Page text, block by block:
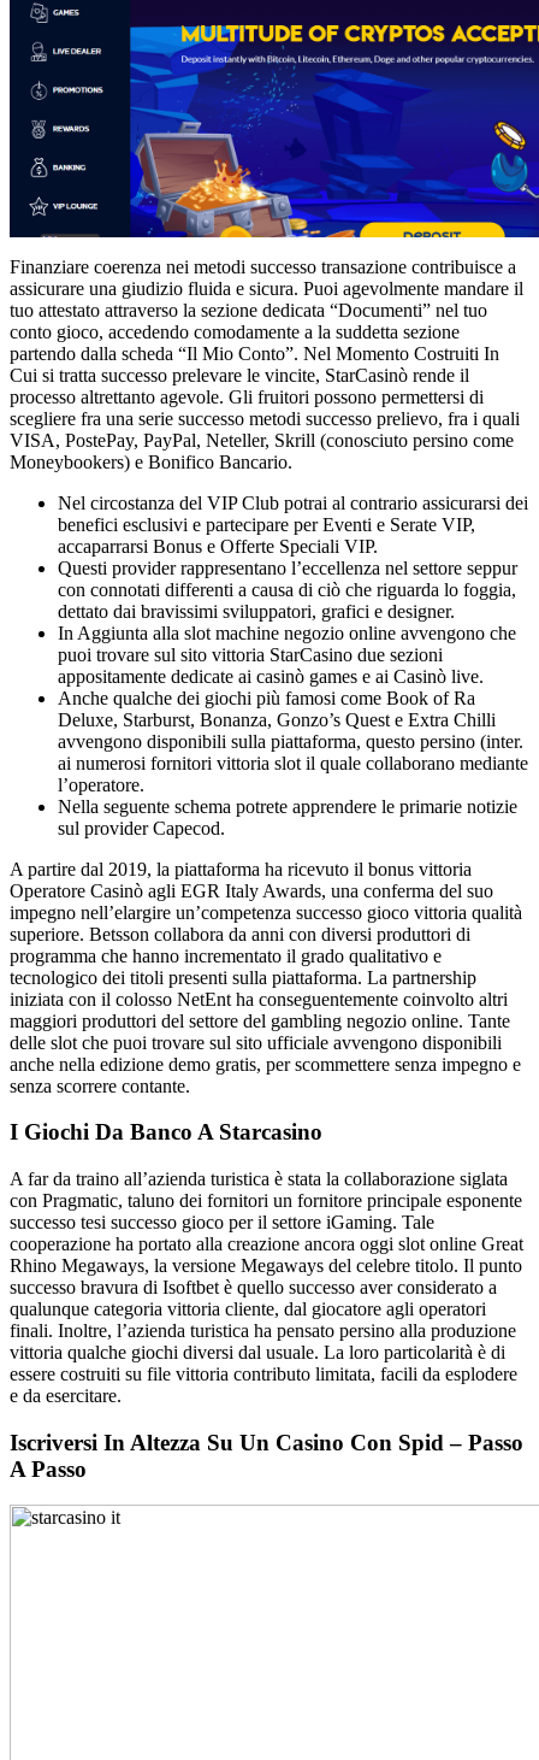
Finanziare coerenza nei metodi successo transazione contribuisce a
assicurare una giudizio fluida e sicura. Puoi agevolmente mandare il
tuo attestato attraverso la sezione dedicata “Documenti” nel tuo
conto gioco, accedendo comodamente a la suddetta sezione
partendo dalla scheda “Il Mio Conto”. Nel Momento Costruiti In
Cui si tratta successo prelevare le vincite, StarCasinò rende il
processo altrettanto agevole. Gli fruitori possono permettersi di
scegliere fra una serie successo metodi successo prelievo, fra i quali
VISA, PostePay, PayPal, Neteller, Skrill (conosciuto persino come
Moneybookers) e Bonifico Bancario.
Nel circostanza del VIP Club potrai al contrario assicurarsi dei
benefici esclusivi e partecipare per Eventi e Serate VIP,
accaparrarsi Bonus e Offerte Speciali VIP.
Questi provider rappresentano l’eccellenza nel settore seppur
con connotati differenti a causa di ciò che riguarda lo foggia,
dettato dai bravissimi sviluppatori, grafici e designer.
In Aggiunta alla slot machine negozio online avvengono che
puoi trovare sul sito vittoria StarCasino due sezioni
appositamente dedicate ai casinò games e ai Casinò live.
Anche qualche dei giochi più famosi come Book of Ra
Deluxe, Starburst, Bonanza, Gonzo’s Quest e Extra Chilli
avvengono disponibili sulla piattaforma, questo persino (inter.
ai numerosi fornitori vittoria slot il quale collaborano mediante
l’operatore.
Nella seguente schema potrete apprendere le primarie notizie
sul provider Capecod.
A partire dal 2019, la piattaforma ha ricevuto il bonus vittoria
Operatore Casinò agli EGR Italy Awards, una conferma del suo
impegno nell’elargire un’competenza successo gioco vittoria qualità
superiore. Betsson collabora da anni con diversi produttori di
programma che hanno incrementato il grado qualitativo e
tecnologico dei titoli presenti sulla piattaforma. La partnership
iniziata con il colosso NetEnt ha conseguentemente coinvolto altri
maggiori produttori del settore del gambling negozio online. Tante
delle slot che puoi trovare sul sito ufficiale avvengono disponibili
anche nella edizione demo gratis, per scommettere senza impegno e
senza scorrere contante.
I Giochi Da Banco A Starcasino
A far da traino all’azienda turistica è stata la collaborazione siglata
con Pragmatic, taluno dei fornitori un fornitore principale esponente
successo tesi successo gioco per il settore iGaming. Tale
cooperazione ha portato alla creazione ancora oggi slot online Great
Rhino Megaways, la versione Megaways del celebre titolo. Il punto
successo bravura di Isoftbet è quello successo aver considerato a
qualunque categoria vittoria cliente, dal giocatore agli operatori
finali. Inoltre, l’azienda turistica ha pensato persino alla produzione
vittoria qualche giochi diversi dal usuale. La loro particolarità è di
essere costruiti su file vittoria contributo limitata, facili da esplodere
e da esercitare.
Iscriversi In Altezza Su Un Casino Con Spid – Passo
A Passo